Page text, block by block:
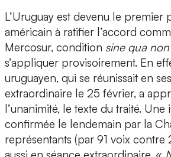
L’Uruguay est devenu le premier
américain à ratifier l’accord
Mercosur, condition sine qua non
s’appliquer provisoirement. En
uruguayen, qui se réunissait en
extraordinaire le 25 février, a
l’unanimité, le texte du traité. Une
confirmée le lendemain par la
représentants (par 91 voix contre